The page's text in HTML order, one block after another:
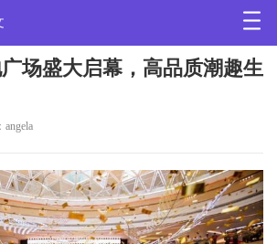
场盛大启幕，高品质潮趣生
angela